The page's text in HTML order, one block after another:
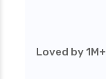
global
group
Loved by